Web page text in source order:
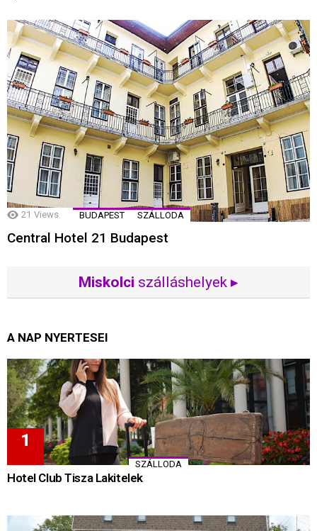
21 Views BUDAPEST SZÁLLODA
Central Hotel 21 Budapest
Miskolci szálláshelyek ▸
A NAP NYERTESEI
SZÁLLODA
Hotel Club Tisza Lakitelek